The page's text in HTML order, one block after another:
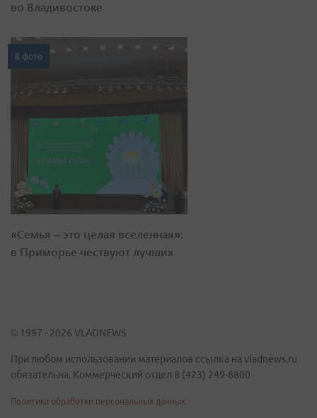
во Владивостоке
8 фото
«Семья – это целая вселенная»:
в Приморье чествуют лучших
© 1997 - 2026 VLADNEWS
При любом использовании материалов ссылка на vladnews.ru
обязательна. Коммерческий отдел 8 (423) 249-8800
Политика обработки персональных данных